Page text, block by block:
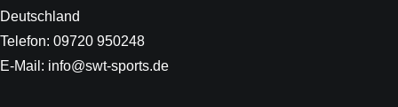
Deutschland
Telefon: 09720 950248
E-Mail: info@swt-sports.de